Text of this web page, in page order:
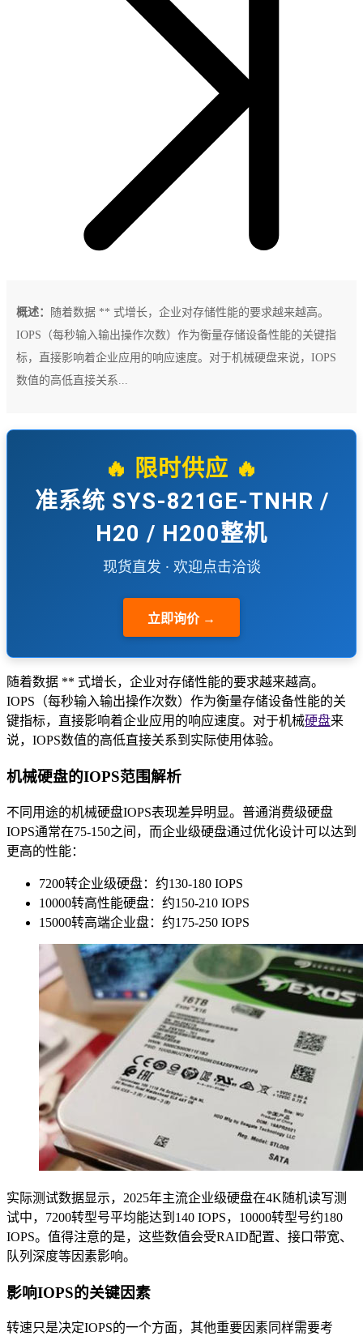
概述：
随着数据 ** 式增长，企业对存储性能的要求越来越高。
IOPS（每秒输入输出操作次数）作为衡量存储设备性能的关键指
标，直接影响着企业应用的响应速度。对于机械硬盘来说，IOPS
数值的高低直接关系...
🔥 限时供应 🔥
准系统 SYS-821GE-TNHR /
H20 / H200整机
现货直发 · 欢迎点击洽谈
立即询价 →
随着数据 ** 式增长，企业对存储性能的要求越来越高。
IOPS（每秒输入输出操作次数）作为衡量存储设备性能的关
键指标，直接影响着企业应用的响应速度。对于机械硬盘来
说，IOPS数值的高低直接关系到实际使用体验。
机械硬盘的IOPS范围解析
不同用途的机械硬盘IOPS表现差异明显。普通消费级硬盘
IOPS通常在75-150之间，而企业级硬盘通过优化设计可以达到
更高的性能：
7200转企业级硬盘：约130-180 IOPS
10000转高性能硬盘：约150-210 IOPS
15000转高端企业盘：约175-250 IOPS
实际测试数据显示，2025年主流企业级硬盘在4K随机读写测
试中，7200转型号平均能达到140 IOPS，10000转型号约180
IOPS。值得注意的是，这些数值会受RAID配置、接口带宽、
队列深度等因素影响。
影响IOPS的关键因素
转速只是决定IOPS的一个方面，其他重要因素同样需要考